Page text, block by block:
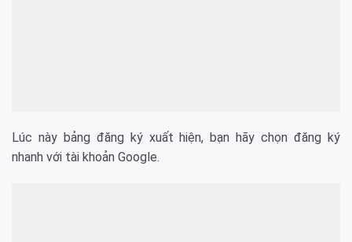
Lúc này bảng đăng ký xuất hiện, bạn hãy chọn đăng ký
nhanh với tài khoản Google.